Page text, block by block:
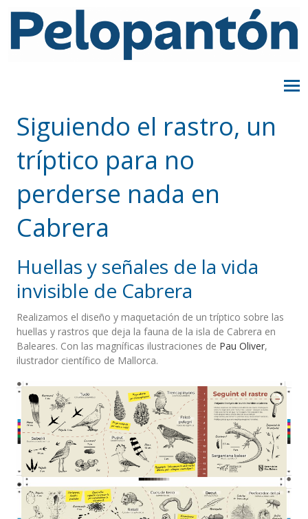
Siguiendo el rastro, un
tríptico para no
perderse nada en
Cabrera
Huellas y señales de la vida
invisible de Cabrera
Realizamos el diseño y maquetación de un tríptico sobre las
huellas y rastros que deja la fauna de la isla de Cabrera en
Baleares. Con las magníficas ilustraciones de Pau Oliver,
ilustrador científico de Mallorca.